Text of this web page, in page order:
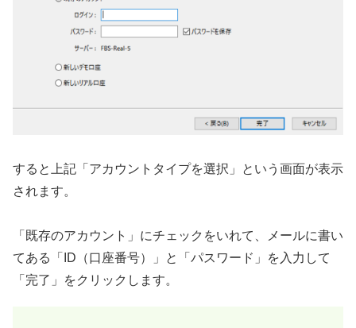
すると上記「アカウントタイプを選択」という画面が表示
されます。
「既存のアカウント」にチェックをいれて、メールに書い
てある「ID（口座番号）」と「パスワード」を入力して
「完了」をクリックします。